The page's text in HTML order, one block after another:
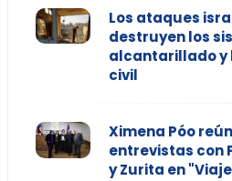
Los ataques
destruyen los
alcantarillado
civil
Ximena Póo
entrevistas con
y Zurita en